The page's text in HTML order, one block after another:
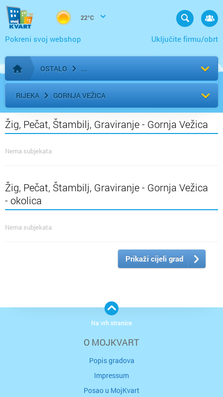
22°C
Uključite firmu/obrt
Pokreni svoj webshop
Početna stranica
OSTALO
RIJEKA GORNJA VEŽICA
Žig, Pečat, Štambilj, Graviranje - Gornja Vežica
Nema subjekata
Žig, Pečat, Štambilj, Graviranje - Gornja Vežica
- okolica
Nema subjekata
Prikaži cijeli grad
O MOJKVART
Popis gradova
Impressum
Posao u MojKvart
Na vrh stranice